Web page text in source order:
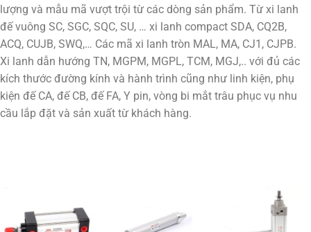
lượng và mẫu mã vượt trội từ các dòng sản phẩm. Từ xi lanh
đế vuông SC, SGC, SQC, SU, … xi lanh compact SDA, CQ2B,
ACQ, CUJB, SWQ,… Các mã xi lanh tròn MAL, MA, CJ1, CJPB.
Xi lanh dẫn hướng TN, MGPM, MGPL, TCM, MGJ,.. với đủ các
kích thước đường kính và hành trình cũng như linh kiện, phụ
kiện đế CA, đế CB, đế FA, Y pin, vòng bi mắt trâu phục vụ nhu
cầu lắp đặt và sản xuất từ khách hàng.